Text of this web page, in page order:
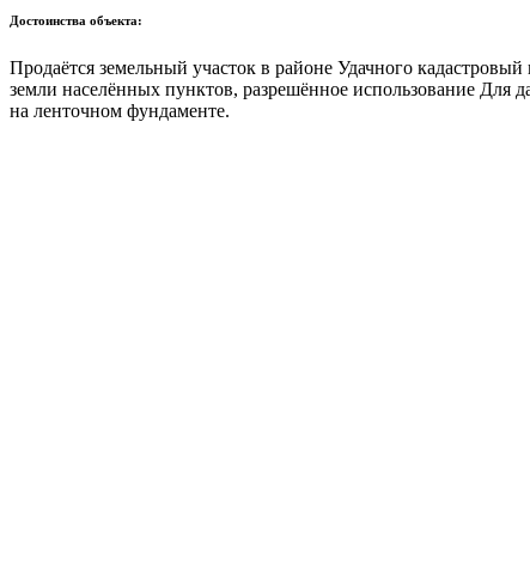
Достоинства объекта:
Продаётся земельный участок в районе Удачного
земли населённых пунктов, разрешённое использование Для
на ленточном фундаменте.